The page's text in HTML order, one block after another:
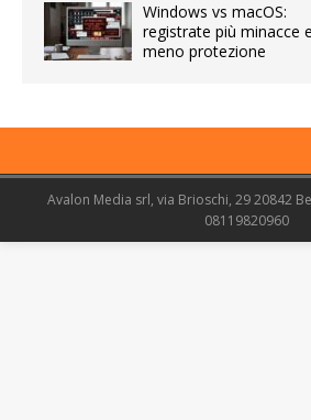
Windows vs macOS:
registrate più minacce e
meno protezione
Avalon Media srl, via Brioschi, 29 20842
08119820960